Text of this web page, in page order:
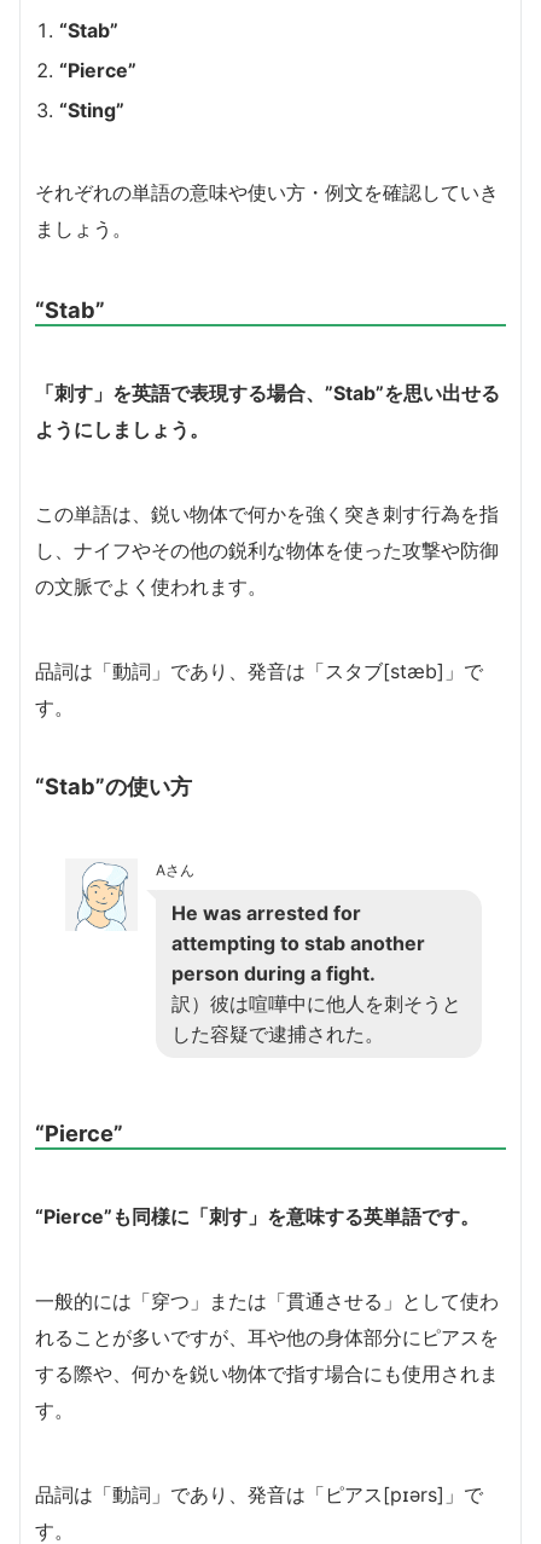
“Stab”
“Pierce”
“Sting”
それぞれの単語の意味や使い方・例文を確認していき
ましょう。
“Stab”
「刺す」を英語で表現する場合、”Stab”を思い出せる
ようにしましょう。
この単語は、鋭い物体で何かを強く突き刺す行為を指
し、ナイフやその他の鋭利な物体を使った攻撃や防御
の文脈でよく使われます。
品詞は「動詞」であり、発音は「スタブ[stæb]」で
す。
“Stab”の使い方
Aさん
He was arrested for
attempting to stab another
person during a fight.
訳）彼は喧嘩中に他人を刺そうと
した容疑で逮捕された。
“Pierce”
“Pierce”も同様に「刺す」を意味する英単語です。
一般的には「穿つ」または「貫通させる」として使わ
れることが多いですが、耳や他の身体部分にピアスを
する際や、何かを鋭い物体で指す場合にも使用されま
す。
品詞は「動詞」であり、発音は「ピアス[pɪərs]」で
す。